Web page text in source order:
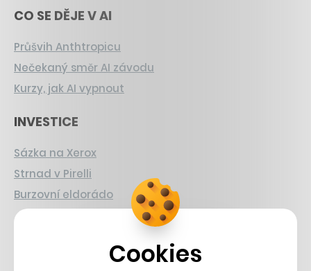
CO SE DĚJE V AI
Průšvih Anthtropicu
Nečekaný směr AI závodu
Kurzy, jak AI vypnout
INVESTICE
Sázka na Xerox
Strnad v Pirelli
Burzovní eldorádo
Boční projekt, co se zvrtnul
Cookies